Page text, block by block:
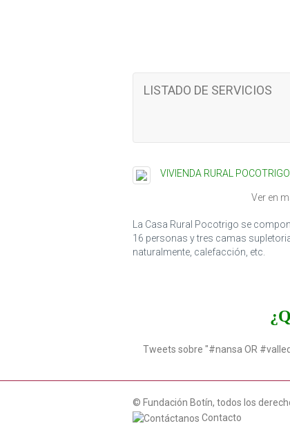
LISTADO DE SERVICIOS
VIVIENDA RURAL POCOTRIGO
Ver en
La Casa Rural Pocotrigo se
16 personas y tres camas
naturalmente, calefacción, etc.
Tweets sobre "#nansa OR
© Fundación Botín, todos los
Contacto